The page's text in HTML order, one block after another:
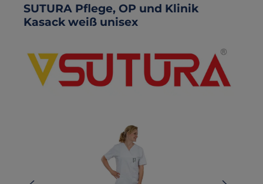
SUTURA Pflege, OP und Klinik
Kasack weiß unisex